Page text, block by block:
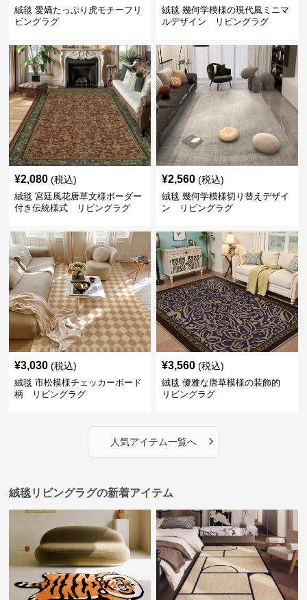
絨毯 愛嬌たっぷり虎モチーフリ
ビングラグ
絨毯 幾何学模様の現代風ミニマ
ルデザイン リビングラグ
¥2,080 (税込)
絨毯 宮廷風花唐草文様ボーダー
付き伝統様式 リビングラグ
¥2,560 (税込)
絨毯 幾何学模様切り替えデザイ
ン リビングラグ
¥3,030 (税込)
絨毯 市松模様チェッカーボード
柄 リビングラグ
¥3,560 (税込)
絨毯 優雅な唐草模様の装飾的
リビングラグ
人気アイテム一覧へ ›
絨毯リビングラグの新着アイテム